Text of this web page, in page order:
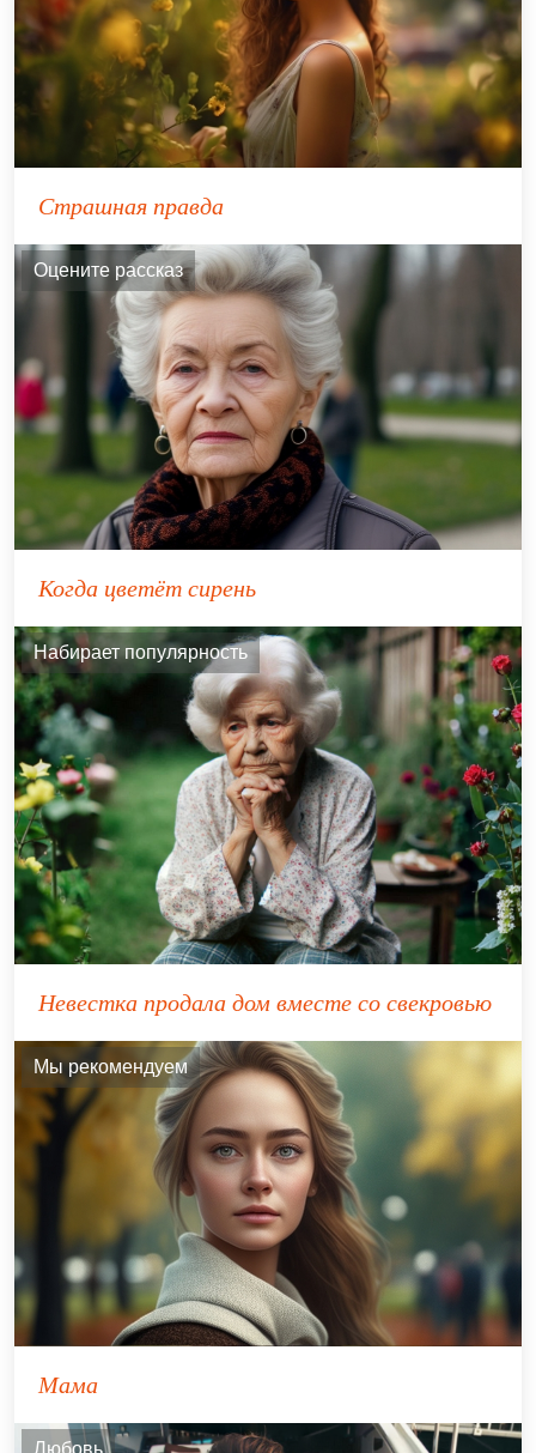
Страшная правда
Оцените рассказ
Когда цветёт сирень
Набирает популярность
Невестка продала дом вместе со свекровью
Мы рекомендуем
Мама
Любовь